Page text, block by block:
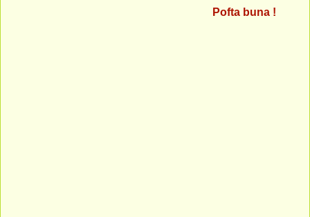
Pofta buna !